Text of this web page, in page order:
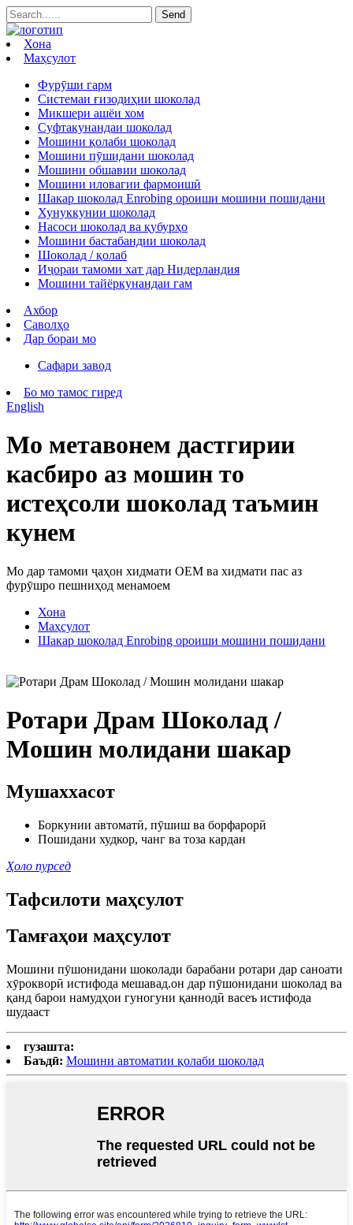
Хона
Маҳсулот
Фурӯши гарм
Системаи ғизодиҳии шоколад
Микшери ашёи хом
Суфтакунандаи шоколад
Мошини қолаби шоколад
Мошини пӯшидани шоколад
Мошини обшавии шоколад
Мошини иловагии фармоишӣ
Шакар шоколад Enrobing ороиши мошини пошидани
Хунуккунии шоколад
Насоси шоколад ва қубурҳо
Мошини бастабандии шоколад
Шоколад / қолаб
Иҷораи тамоми хат дар Нидерландия
Мошини тайёркунандаи гам
Ахбор
Саволҳо
Дар бораи мо
Сафари завод
Бо мо тамос гиред
English
Мо метавонем дастгирии
касбиро аз мошин то
истеҳсоли шоколад таъмин
кунем
Мо дар тамоми ҷаҳон хидмати OEM ва хидмати пас аз
фурӯшро пешниҳод менамоем
Хона
Маҳсулот
Шакар шоколад Enrobing ороиши мошини пошидани
Ротари Драм Шоколад /
Мошин молидани шакар
Мушаххасот
Боркунии автоматӣ, пӯшиш ва борфарорӣ
Пошидани худкор, чанг ва тоза кардан
Ҳоло пурсед
Тафсилоти маҳсулот
Тамғаҳои маҳсулот
Мошини пӯшонидани шоколади барабани ротари дар саноати
хӯрокворӣ истифода мешавад.он дар пӯшонидани шоколад ва
қанд барои намудҳои гуногуни қаннодӣ васеъ истифода
шудааст
гузашта:
Баъдӣ: Мошини автоматии қолаби шоколад